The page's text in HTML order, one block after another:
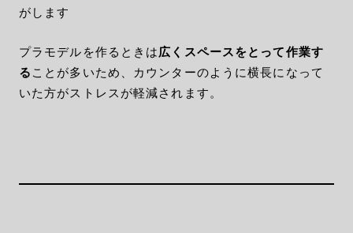
がします
プラモデルを作るときは広くスペースをとって作業す
る ことが多いため、カウンターのように横長になって
いた方がストレスが軽減されます。